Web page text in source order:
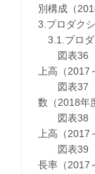
別構成（
3.プロダク
3.1.プロダ
図表36 プ
上高（2017
図表37 方
数（2018年
図表38 プ
上高（2017
図表39 カ
長率（2017